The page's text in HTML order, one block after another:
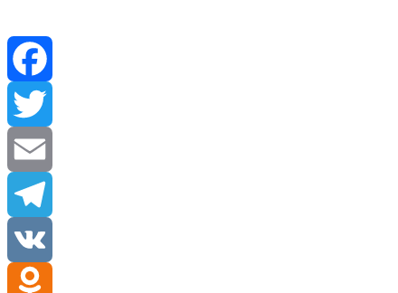
Facebook
Twitter
Email
Telegram
VK